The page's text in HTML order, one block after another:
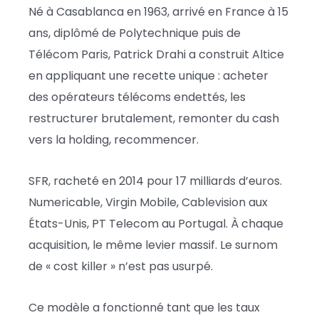
Né à Casablanca en 1963, arrivé en France à 15
ans, diplômé de Polytechnique puis de
Télécom Paris, Patrick Drahi a construit Altice
en appliquant une recette unique : acheter
des opérateurs télécoms endettés, les
restructurer brutalement, remonter du cash
vers la holding, recommencer.
SFR, racheté en 2014 pour 17 milliards d’euros.
Numericable, Virgin Mobile, Cablevision aux
États-Unis, PT Telecom au Portugal. À chaque
acquisition, le même levier massif. Le surnom
de « cost killer » n’est pas usurpé.
Ce modèle a fonctionné tant que les taux